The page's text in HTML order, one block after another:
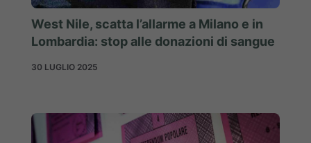
West Nile, scatta l’allarme a Milano e in
Lombardia: stop alle donazioni di sangue
30 LUGLIO 2025